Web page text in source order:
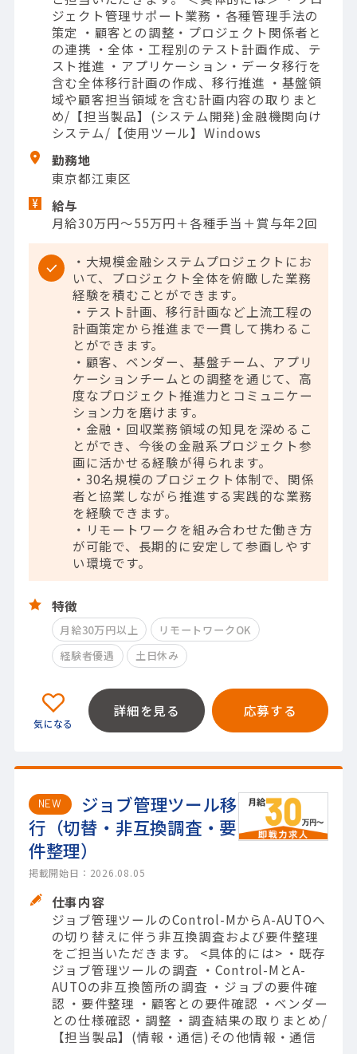
ジェクト管理サポート業務・各種管理手法の
策定 ・顧客との調整・プロジェクト関係者と
の連携 ・全体・工程別のテスト計画作成、テ
スト推進 ・アプリケーション・データ移行を
含む全体移行計画の作成、移行推進 ・基盤領
域や顧客担当領域を含む計画内容の取りまと
め/【担当製品】(システム開発)金融機関向け
システム/【使用ツール】Windows
勤務地
東京都江東区
給与
月給30万円～55万円＋各種手当＋賞与年2回
・大規模金融システムプロジェクトにお
いて、プロジェクト全体を俯瞰した業務
経験を積むことができます。
・テスト計画、移行計画など上流工程の
計画策定から推進まで一貫して携わるこ
とができます。
・顧客、ベンダー、基盤チーム、アプリ
ケーションチームとの調整を通じて、高
度なプロジェクト推進力とコミュニケー
ション力を磨けます。
・金融・回収業務領域の知見を深めるこ
とができ、今後の金融系プロジェクト参
画に活かせる経験が得られます。
・30名規模のプロジェクト体制で、関係
者と協業しながら推進する実践的な業務
を経験できます。
・リモートワークを組み合わせた働き方
が可能で、長期的に安定して参画しやす
い環境です。
特徴
月給30万円以上
リモートワークOK
経験者優遇
土日休み
詳細を見る 応募する
NEW
ジョブ管理ツール移
行（切替・非互換調査・要
件整理）
掲載開始日：2026.08.05
仕事内容
ジョブ管理ツールのControl-MからA-AUTOへ
の切り替えに伴う非互換調査および要件整理
をご担当いただきます。 <具体的には> ・既存
ジョブ管理ツールの調査 ・Control-MとA-
AUTOの非互換箇所の調査 ・ジョブの要件確
認 ・要件整理 ・顧客との要件確認 ・ベンダー
との仕様確認・調整 ・調査結果の取りまとめ/
【担当製品】(情報・通信)その他情報・通信